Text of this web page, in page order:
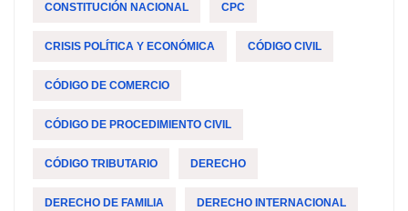
CONSTITUCIÓN NACIONAL CPC
CRISIS POLÍTICA Y ECONÓMICA CÓDIGO CIVIL
CÓDIGO DE COMERCIO
CÓDIGO DE PROCEDIMIENTO CIVIL
CÓDIGO TRIBUTARIO DERECHO
DERECHO DE FAMILIA DERECHO INTERNACIONAL